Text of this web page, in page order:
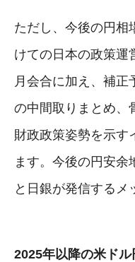
ただし、今後の円相
けての日本の政策運
月会合に加え、補
の中間取りまとめ、
財政政策姿勢を示す
ます。今後の円安
と日銀が発信するメ
2025年以降の米ドル